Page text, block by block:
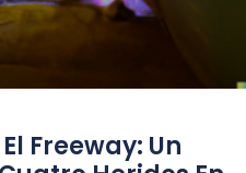
Freeway: Un